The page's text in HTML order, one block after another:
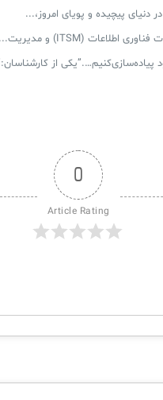
دنیای پیچیده و پویای امروز،...
پیاده‌سازی‌کنیم….”یکی از
0
Article Rating